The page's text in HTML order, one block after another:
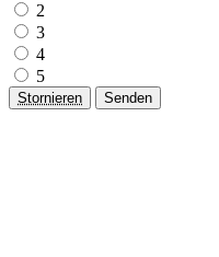
2
3
4
5
Stornieren Senden